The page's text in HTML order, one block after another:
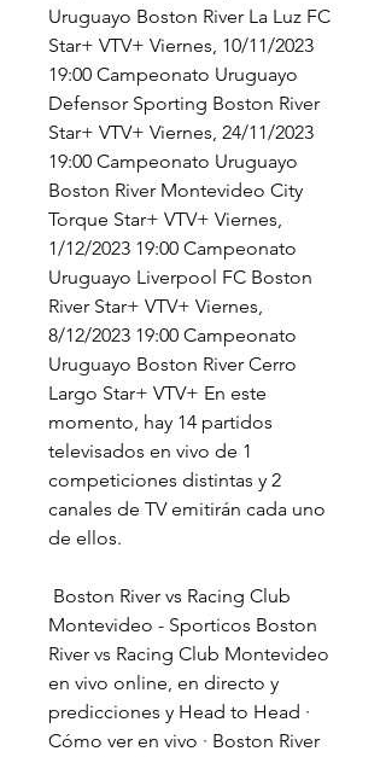
Uruguayo Boston River La Luz FC
Star+ VTV+ Viernes, 10/11/2023
19:00 Campeonato Uruguayo
Defensor Sporting Boston River
Star+ VTV+ Viernes, 24/11/2023
19:00 Campeonato Uruguayo
Boston River Montevideo City
Torque Star+ VTV+ Viernes,
1/12/2023 19:00 Campeonato
Uruguayo Liverpool FC Boston
River Star+ VTV+ Viernes,
8/12/2023 19:00 Campeonato
Uruguayo Boston River Cerro
Largo Star+ VTV+ En este
momento, hay 14 partidos
televisados en vivo de 1
competiciones distintas y 2
canales de TV emitirán cada uno
de ellos.
️ Boston River vs Racing Club
Montevideo - Sporticos Boston
River vs Racing Club Montevideo
en vivo online, en directo y
predicciones y Head to Head ·
Cómo ver en vivo · Boston River